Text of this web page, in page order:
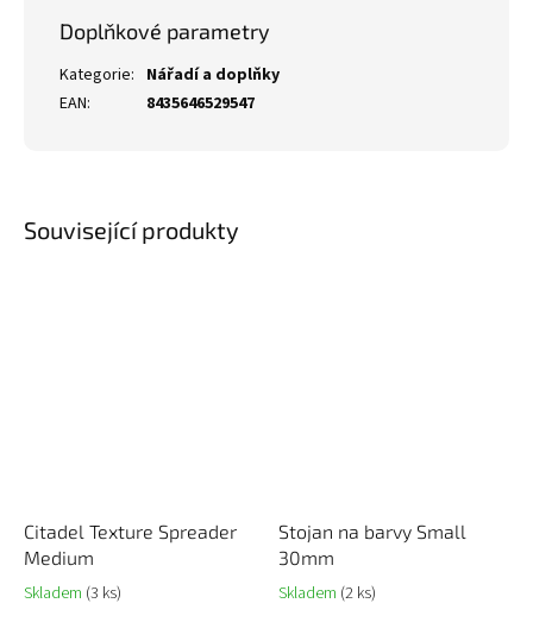
Související produkty
Citadel Texture Spreader
Medium
Skladem (3 ks)
Stojan na barvy Small
30mm
Skladem (2 ks)
Doplňkové parametry
Kategorie: Nářadí a doplňky
EAN: 8435646529547